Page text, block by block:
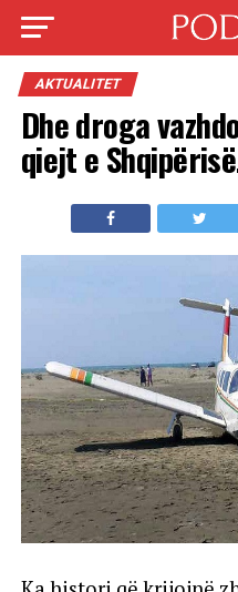
AKTUALITET
Dhe droga
qiejt e